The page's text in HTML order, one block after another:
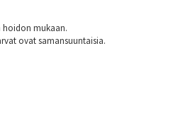
hoidon mukaan.
ovat samansuuntaisia.